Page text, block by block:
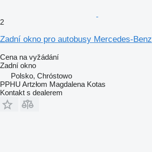
2
Zadní okno pro autobusy Mercedes-Benz
Cena na vyžádání
Zadní okno
Polsko, Chróstowo
PPHU Artzłom Magdalena Kotas
Kontakt s dealerem